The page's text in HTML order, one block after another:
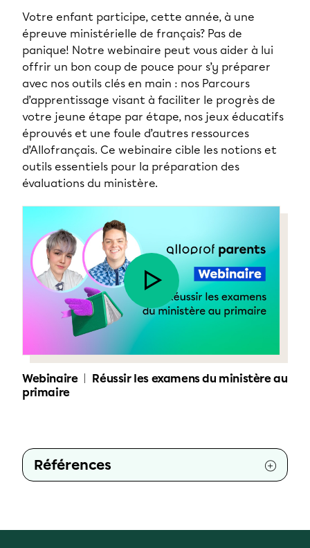
Votre enfant participe, cette année, à une
épreuve ministérielle de français? Pas de
panique! Notre webinaire peut vous aider à lui
offrir un bon coup de pouce pour s’y préparer
avec nos outils clés en main : nos Parcours
d’apprentissage visant à faciliter le progrès de
votre jeune étape par étape, nos jeux éducatifs
éprouvés et une foule d’autres ressources
d’Allofrançais. Ce webinaire cible les notions et
outils essentiels pour la préparation des
évaluations du ministère.
Webinaire
Réussir les examens du ministère au
primaire
Références